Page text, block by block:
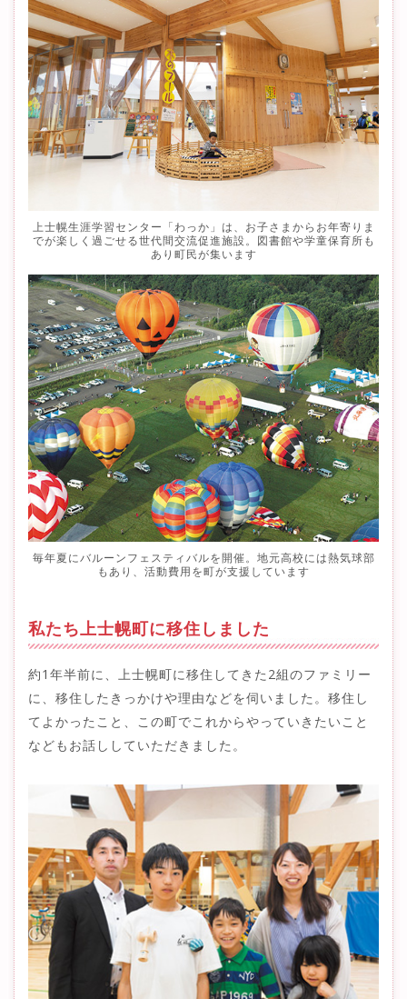
上士幌生涯学習センター「わっか」は、お子さまからお年寄りま
でが楽しく過ごせる世代間交流促進施設。図書館や学童保育所も
あり町民が集います
毎年夏にバルーンフェスティバルを開催。地元高校には熱気球部
もあり、活動費用を町が支援しています
私たち上士幌町に移住しました
約1年半前に、上士幌町に移住してきた2組のファミリー
に、移住したきっかけや理由などを伺いました。移住し
てよかったこと、この町でこれからやっていきたいこと
などもお話ししていただきました。